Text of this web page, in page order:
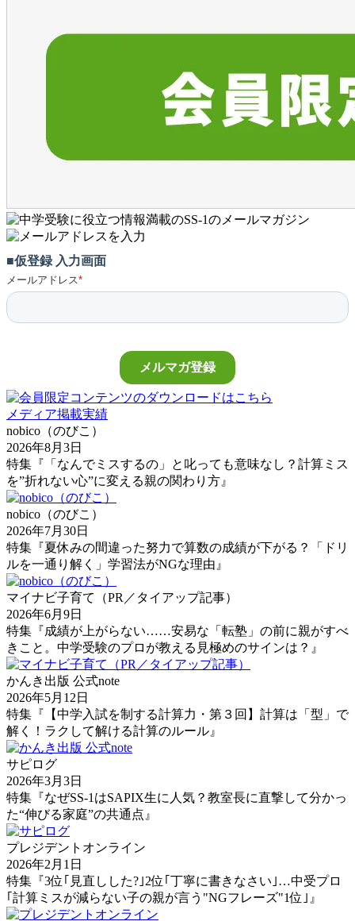
メディア掲載実績
nobico（のびこ）
2026年8月3日
特集『「なんでミスするの」と叱っても意味なし？計算ミス
を”折れない心”に変える親の関わり方』
nobico（のびこ）
2026年7月30日
特集『夏休みの間違った努力で算数の成績が下がる？「ドリ
ルを一通り解く」学習法がNGな理由』
マイナビ子育て（PR／タイアップ記事）
2026年6月9日
特集『成績が上がらない……安易な「転塾」の前に親がすべ
きこと。中学受験のプロが教える見極めのサインは？』
かんき出版 公式note
2026年5月12日
特集『【中学入試を制する計算力・第３回】計算は「型」で
解く！ラクして解ける計算のルール』
サピログ
2026年3月3日
特集『なぜSS-1はSAPIX生に人気？教室長に直撃して分かっ
た“伸びる家庭”の共通点』
プレジデントオンライン
2026年2月1日
特集『3位｢見直しした?｣2位｢丁寧に書きなさい｣…中受プロ
｢計算ミスが減らない子の親が言う"NGフレーズ"1位｣』